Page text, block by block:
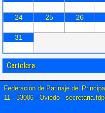
24 25 26
31
Cartelera
Federación de Patinaje del
11 · 33006 - Oviedo ·